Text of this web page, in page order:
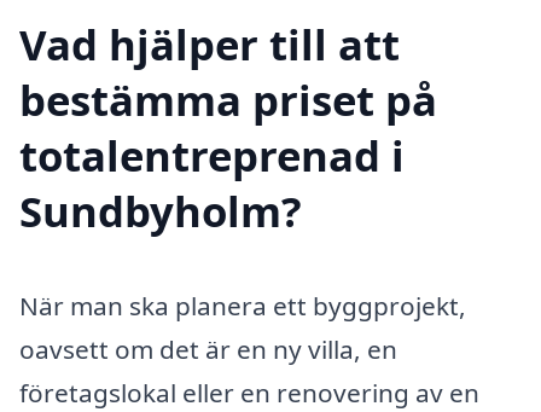
Vad hjälper till att
bestämma priset på
totalentreprenad i
Sundbyholm?
När man ska planera ett byggprojekt,
oavsett om det är en ny villa, en
företagslokal eller en renovering av en